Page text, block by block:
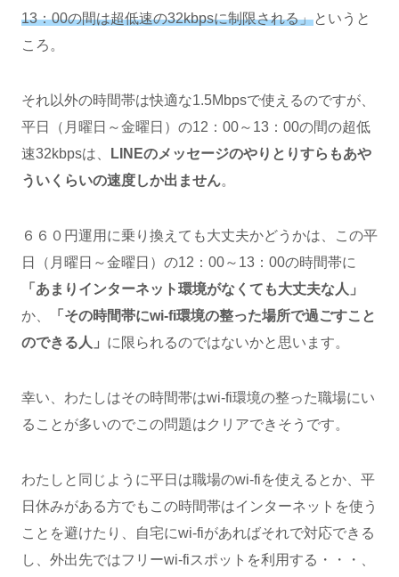
13：00の間は超低速の32kbpsに制限される」というと
ころ。
それ以外の時間帯は快適な1.5Mbpsで使えるのですが、
平日（月曜日～金曜日）の12：00～13：00の間の超低
速32kbpsは、
LINEのメッセージのやりとりすらもあや
ういくらいの速度しか出ません。
６６０円運用に乗り換えても大丈夫かどうかは、この平
日（月曜日～金曜日）の12：00～13：00の時間帯に
「あまりインターネット環境がなくても大丈夫な人」
か、
「その時間帯にwi-fi環境の整った場所で過ごすこと
のできる人」 に限られるのではないかと思います。
幸い、わたしはその時間帯はwi-fi環境の整った職場にい
ることが多いのでこの問題はクリアできそうです。
わたしと同じように平日は職場のwi-fiを使えるとか、平
日休みがある方でもこの時間帯はインターネットを使う
ことを避けたり、自宅にwi-fiがあればそれで対応できる
し、外出先ではフリーwi-fiスポットを利用する・・・、